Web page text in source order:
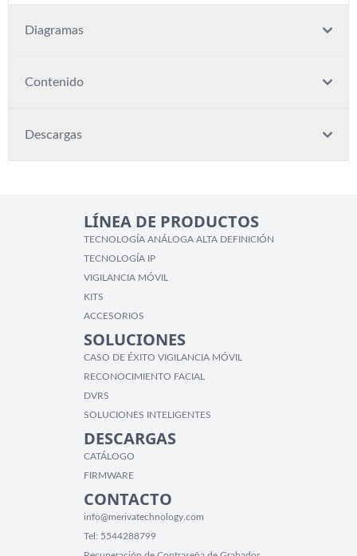
Diagramas
Contenido
Descargas
LÍNEA DE PRODUCTOS
TECNOLOGÍA ANÁLOGA ALTA DEFINICIÓN
TECNOLOGÍA IP
VIGILANCIA MÓVIL
KITS
ACCESORIOS
SOLUCIONES
CASO DE ÉXITO VIGILANCIA MÓVIL
RECONOCIMIENTO FACIAL
DVRS
SOLUCIONES INTELIGENTES
DESCARGAS
CATÁLOGO
FIRMWARE
CONTACTO
info@merivatechnology.com
Tel: 5544288799